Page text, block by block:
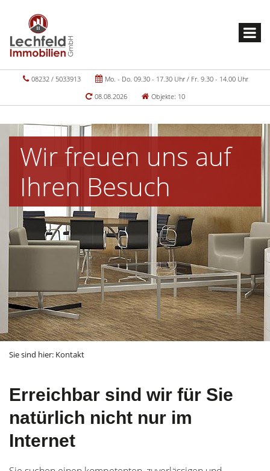
08232 / 5033913
Mo. - Do. 09.30 - 17.30 Uhr / Fr. 9.30 - 14.00 Uhr
08.08.2026
Objekte: 10
Wir freuen uns auf
Ihren Besuch
Sie sind hier: Kontakt
Erreichbar sind wir für Sie
natürlich nicht nur im
Internet